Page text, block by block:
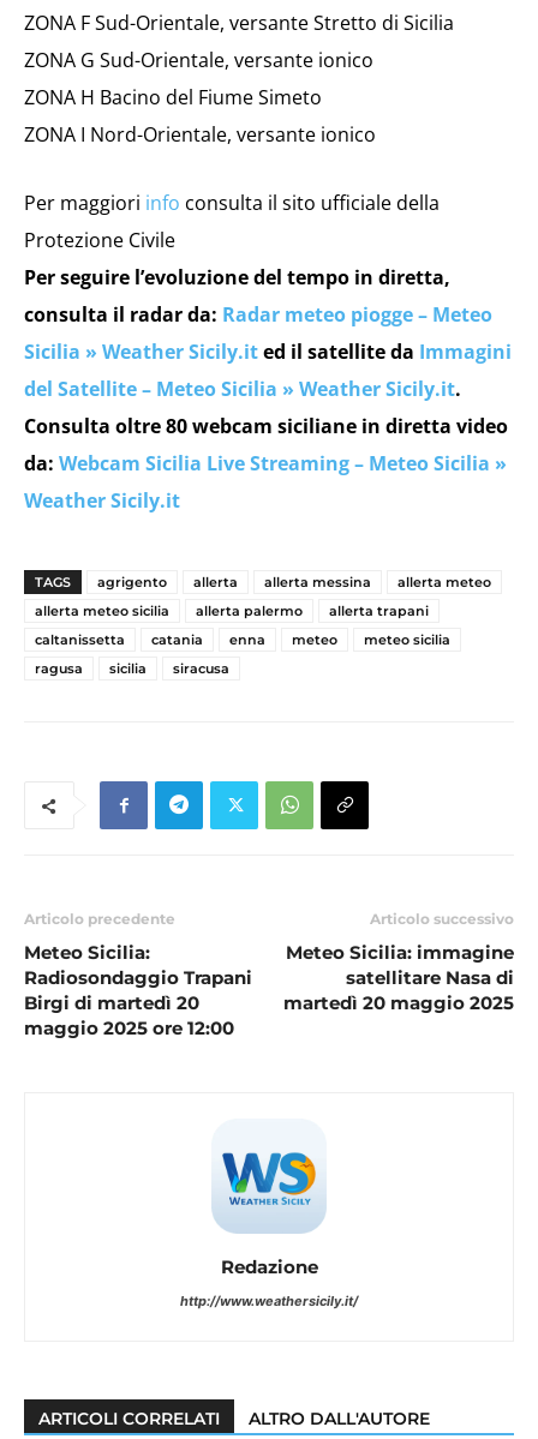
ZONA F Sud-Orientale, versante Stretto di Sicilia
ZONA G Sud-Orientale, versante ionico
ZONA H Bacino del Fiume Simeto
ZONA I Nord-Orientale, versante ionico
Per maggiori info consulta il sito ufficiale della
Protezione Civile
Per seguire l’evoluzione del tempo in diretta,
consulta il radar da: Radar meteo piogge – Meteo
Sicilia » Weather Sicily.ited il satellite da Immagini
del Satellite – Meteo Sicilia » Weather Sicily.it.
Consulta oltre 80 webcam siciliane in diretta video
da: Webcam Sicilia Live Streaming – Meteo Sicilia »
Weather Sicily.it
TAGS agrigento allerta allerta messina
allerta meteo
allerta meteo sicilia
allerta palermo
allerta trapani
caltanissetta
catania enna meteo
meteo sicilia
ragusa
sicilia siracusa
Articolo precedente
Meteo Sicilia:
Radiosondaggio Trapani
Birgi di martedì 20
maggio 2025 ore 12:00
Articolo successivo
Meteo Sicilia: immagine
satellitare Nasa di
martedì 20 maggio 2025
Redazione
http://www.weathersicily.it/
ARTICOLI CORRELATI ALTRO DALL'AUTORE